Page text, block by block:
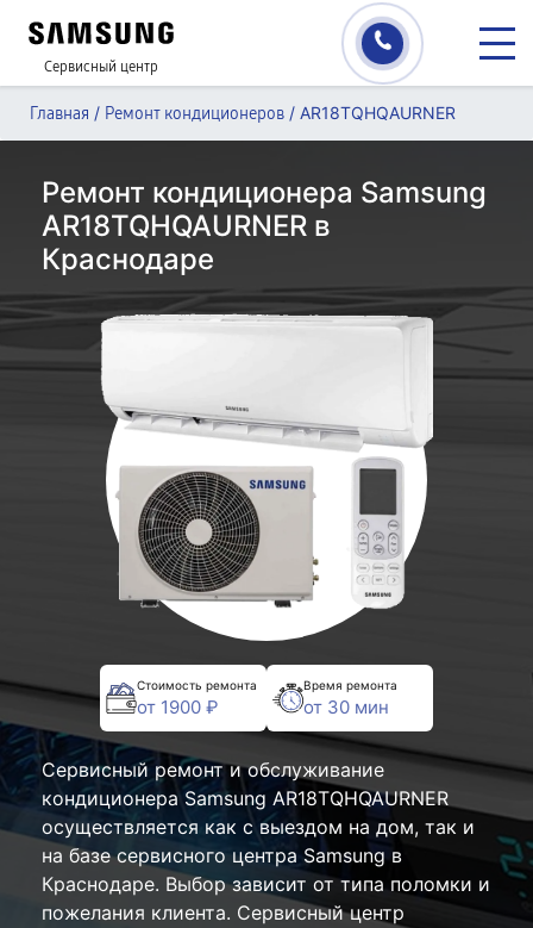
Сервисный центр
Главная / Ремонт кондиционеров / AR18TQHQAURNER
Ремонт кондиционера Samsung
AR18TQHQAURNER в
Краснодаре
Стоимость ремонта
от 1900 ₽
Время ремонта
от 30 мин
Сервисный ремонт и обслуживание
кондиционера Samsung AR18TQHQAURNER
осуществляется как с выездом на дом, так и
на базе сервисного центра Samsung в
Краснодаре. Выбор зависит от типа поломки и
пожелания клиента. Сервисный центр